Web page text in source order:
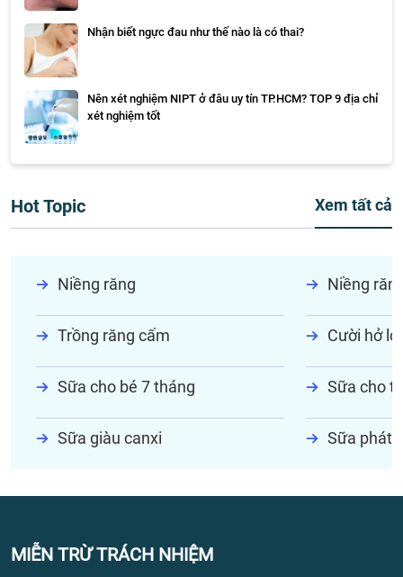
Nhận biết ngực đau như thế nào là có thai?
Nên xét nghiệm NIPT ở đâu uy tín TP.HCM? TOP 9 địa chỉ
xét nghiệm tốt
Hot Topic Xem tất cả
Niềng răng Niềng
Trồng răng cấm Cười hở lợi
Sữa cho bé 7 tháng Sữa cho
Sữa giàu canxi Sữa phát
MIỄN TRỪ TRÁCH NHIỆM